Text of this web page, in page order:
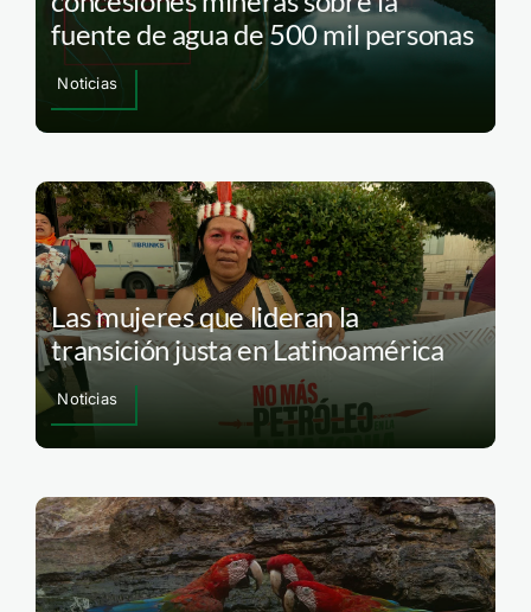
fuente de agua de 500 mil personas
Noticias
Las mujeres que lideran la
transición justa en Latinoamérica
Noticias